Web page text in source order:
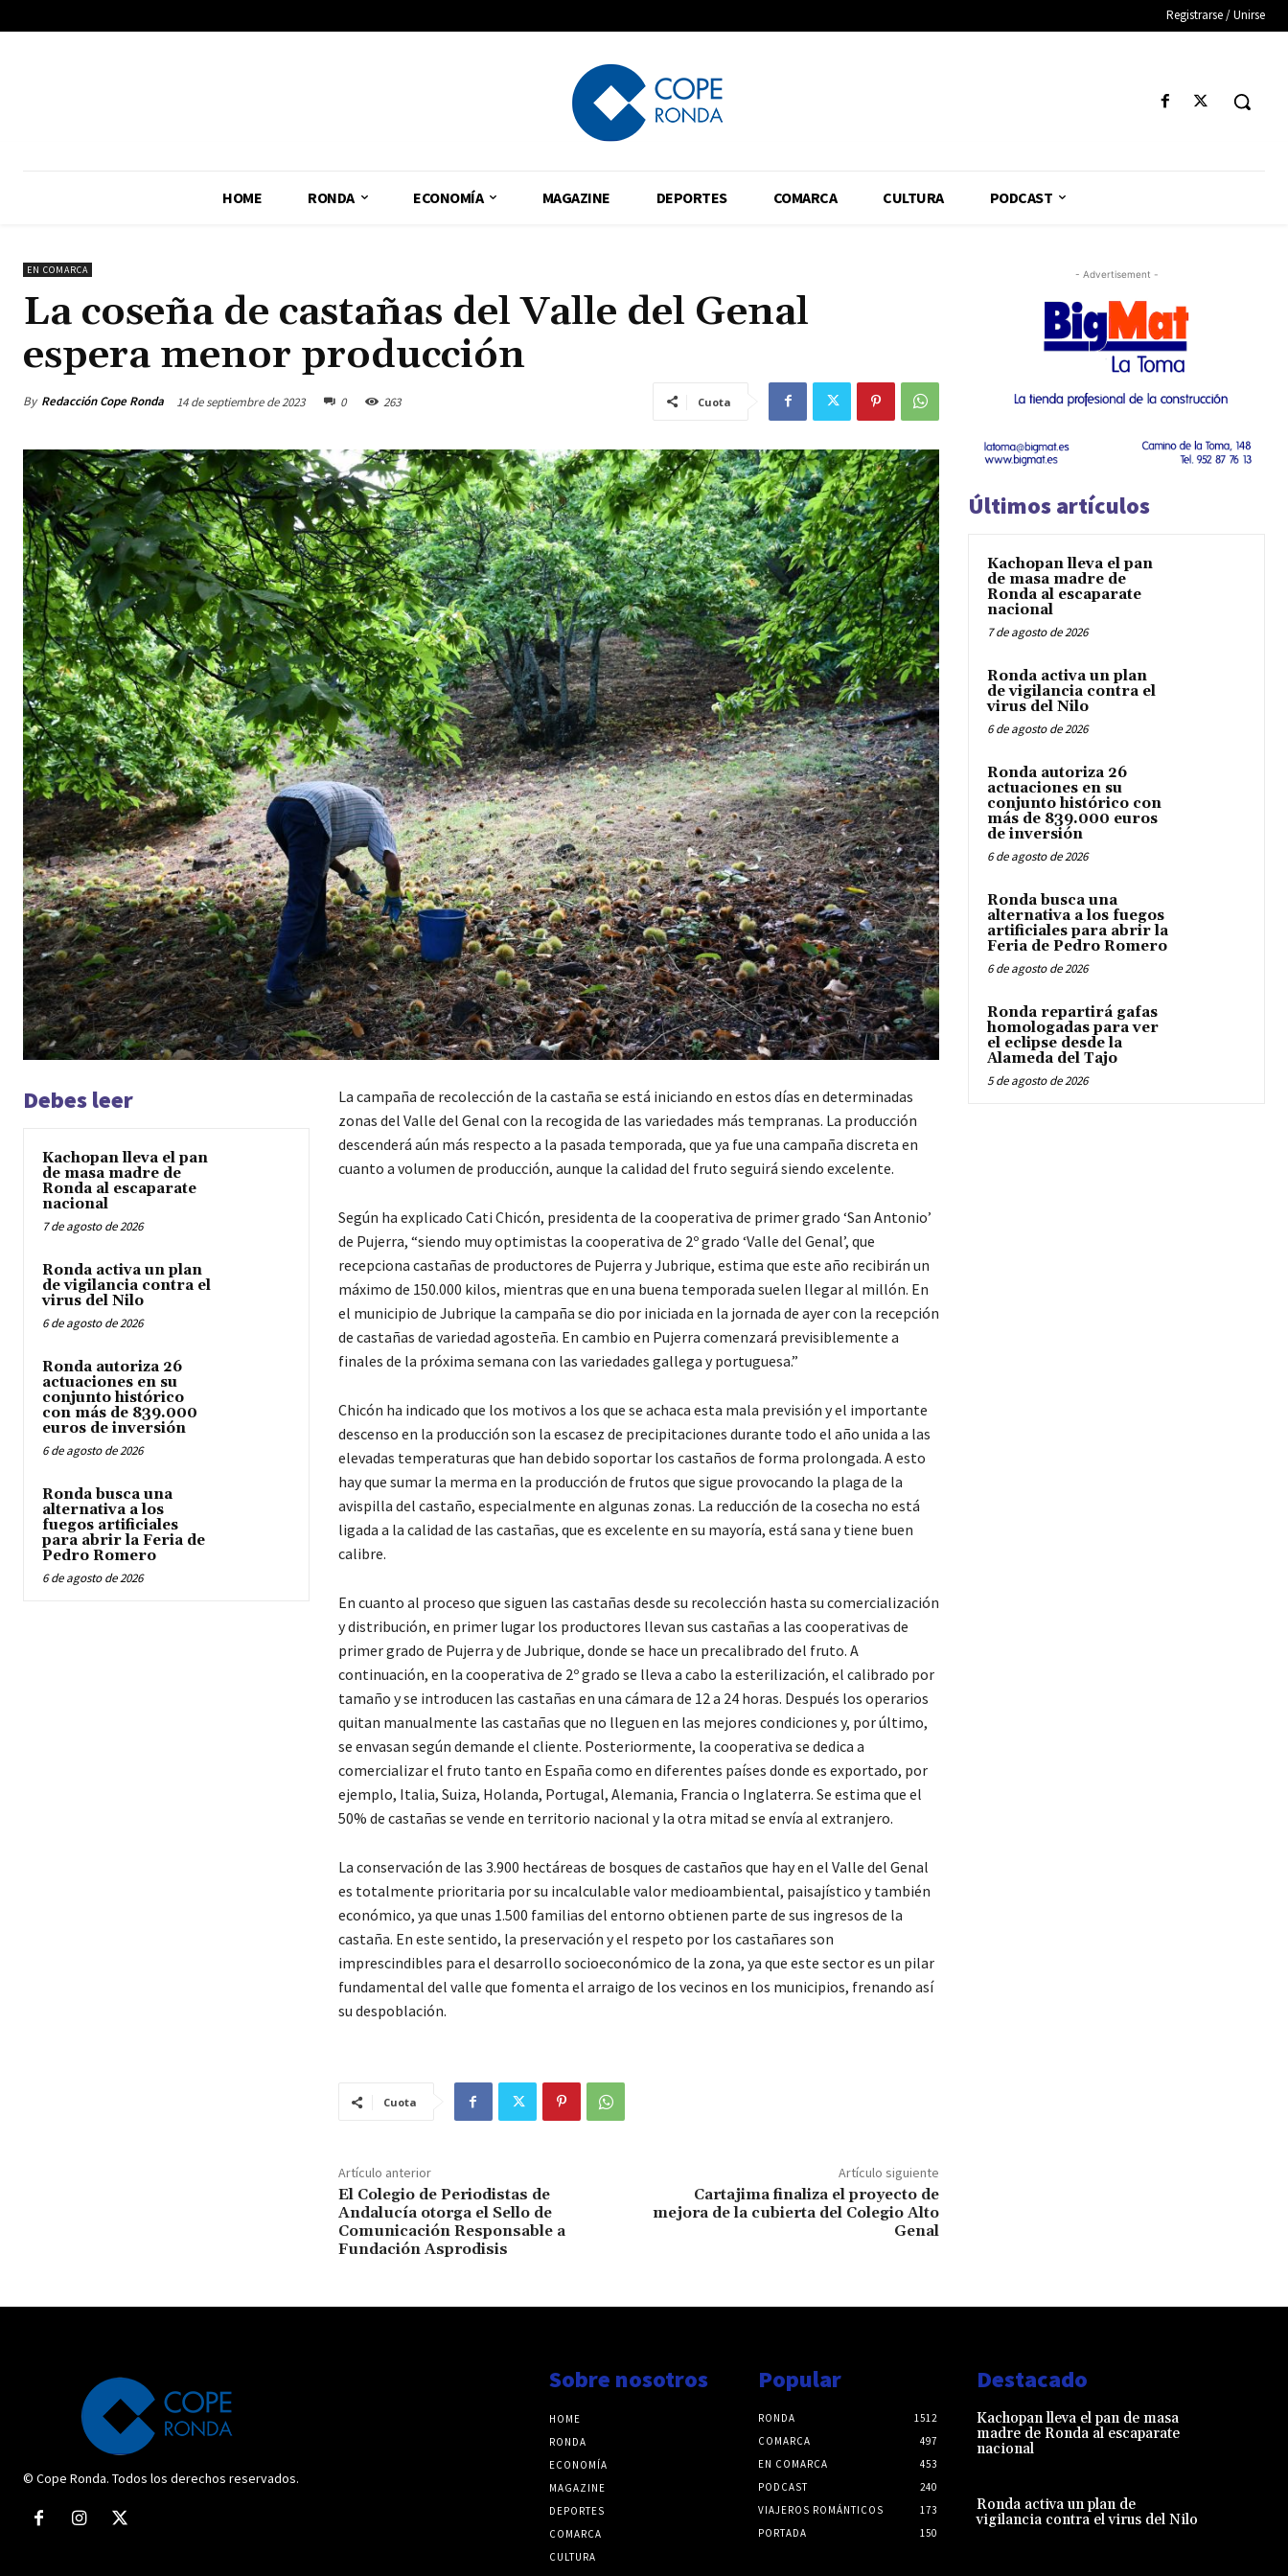
Registrarse / Unirse
HOME RONDA ECONOMÍA MAGAZINE DEPORTES COMARCA CULTURA PODCAST
EN COMARCA
La coseña de castañas del Valle del Genal
espera menor producción
By Redacción Cope Ronda 14 de septiembre de 2023 0 263 Cuota
Debes leer
Kachopan lleva el pan
de masa madre de
Ronda al escaparate
nacional
7 de agosto de 2026
Ronda activa un plan
de vigilancia contra el
virus del Nilo
6 de agosto de 2026
Ronda autoriza 26
actuaciones en su
conjunto histórico
con más de 839.000
euros de inversión
6 de agosto de 2026
Ronda busca una
alternativa a los
fuegos artificiales
para abrir la Feria de
Pedro Romero
6 de agosto de 2026
La campaña de recolección de la castaña se está iniciando en estos días en determinadas
zonas del Valle del Genal con la recogida de las variedades más tempranas. La producción
descenderá aún más respecto a la pasada temporada, que ya fue una campaña discreta en
cuanto a volumen de producción, aunque la calidad del fruto seguirá siendo excelente.
Según ha explicado Cati Chicón, presidenta de la cooperativa de primer grado ‘San Antonio’
de Pujerra, “siendo muy optimistas la cooperativa de 2º grado ‘Valle del Genal’, que
recepciona castañas de productores de Pujerra y Jubrique, estima que este año recibirán un
máximo de 150.000 kilos, mientras que en una buena temporada suelen llegar al millón. En
el municipio de Jubrique la campaña se dio por iniciada en la jornada de ayer con la recepción
de castañas de variedad agosteña. En cambio en Pujerra comenzará previsiblemente a
finales de la próxima semana con las variedades gallega y portuguesa.”
Chicón ha indicado que los motivos a los que se achaca esta mala previsión y el importante
descenso en la producción son la escasez de precipitaciones durante todo el año unida a las
elevadas temperaturas que han debido soportar los castaños de forma prolongada. A esto
hay que sumar la merma en la producción de frutos que sigue provocando la plaga de la
avispilla del castaño, especialmente en algunas zonas. La reducción de la cosecha no está
ligada a la calidad de las castañas, que es excelente en su mayoría, está sana y tiene buen
calibre.
En cuanto al proceso que siguen las castañas desde su recolección hasta su comercialización
y distribución, en primer lugar los productores llevan sus castañas a las cooperativas de
primer grado de Pujerra y de Jubrique, donde se hace un precalibrado del fruto. A
continuación, en la cooperativa de 2º grado se lleva a cabo la esterilización, el calibrado por
tamaño y se introducen las castañas en una cámara de 12 a 24 horas. Después los operarios
quitan manualmente las castañas que no lleguen en las mejores condiciones y, por último,
se envasan según demande el cliente. Posteriormente, la cooperativa se dedica a
comercializar el fruto tanto en España como en diferentes países donde es exportado, por
ejemplo, Italia, Suiza, Holanda, Portugal, Alemania, Francia o Inglaterra. Se estima que el
50% de castañas se vende en territorio nacional y la otra mitad se envía al extranjero.
La conservación de las 3.900 hectáreas de bosques de castaños que hay en el Valle del Genal
es totalmente prioritaria por su incalculable valor medioambiental, paisajístico y también
económico, ya que unas 1.500 familias del entorno obtienen parte de sus ingresos de la
castaña. En este sentido, la preservación y el respeto por los castañares son
imprescindibles para el desarrollo socioeconómico de la zona, ya que este sector es un pilar
fundamental del valle que fomenta el arraigo de los vecinos en los municipios, frenando así
su despoblación.
Cuota
Artículo anterior
El Colegio de Periodistas de
Andalucía otorga el Sello de
Comunicación Responsable a
Fundación Asprodisis
Artículo siguiente
Cartajima finaliza el proyecto de
mejora de la cubierta del Colegio Alto
Genal
- Advertisement -
Últimos artículos
Kachopan lleva el pan
de masa madre de
Ronda al escaparate
nacional
7 de agosto de 2026
Ronda activa un plan
de vigilancia contra el
virus del Nilo
6 de agosto de 2026
Ronda autoriza 26
actuaciones en su
conjunto histórico con
más de 839.000 euros
de inversión
6 de agosto de 2026
Ronda busca una
alternativa a los fuegos
artificiales para abrir la
Feria de Pedro Romero
6 de agosto de 2026
Ronda repartirá gafas
homologadas para ver
el eclipse desde la
Alameda del Tajo
5 de agosto de 2026
© Cope Ronda. Todos los derechos reservados.
Sobre nosotros
HOME
RONDA
ECONOMÍA
MAGAZINE
DEPORTES
COMARCA
CULTURA
Popular
RONDA
1512
COMARCA
497
EN COMARCA
453
PODCAST
240
VIAJEROS ROMÁNTICOS
173
PORTADA
150
Destacado
Kachopan lleva el pan de masa
madre de Ronda al escaparate
nacional
Ronda activa un plan de
vigilancia contra el virus del Nilo